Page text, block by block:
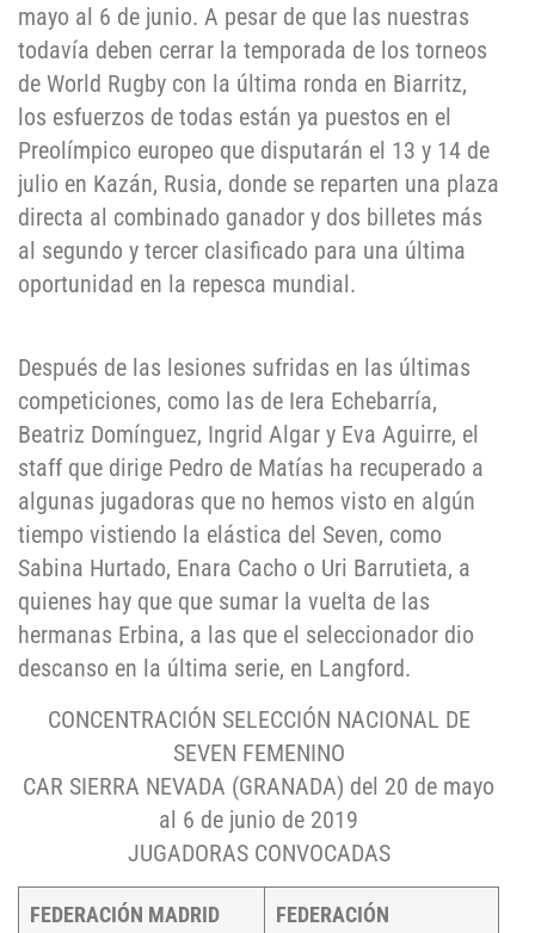
mayo al 6 de junio. A pesar de que las nuestras
todavía deben cerrar la temporada de los torneos
de World Rugby con la última ronda en Biarritz,
los esfuerzos de todas están ya puestos en el
Preolímpico europeo que disputarán el 13 y 14 de
julio en Kazán, Rusia, donde se reparten una plaza
directa al combinado ganador y dos billetes más
al segundo y tercer clasificado para una última
oportunidad en la repesca mundial.
Después de las lesiones sufridas en las últimas
competiciones, como las de Iera Echebarría,
Beatriz Domínguez, Ingrid Algar y Eva Aguirre, el
staff que dirige Pedro de Matías ha recuperado a
algunas jugadoras que no hemos visto en algún
tiempo vistiendo la elástica del Seven, como
Sabina Hurtado, Enara Cacho o Uri Barrutieta, a
quienes hay que que sumar la vuelta de las
hermanas Erbina, a las que el seleccionador dio
descanso en la última serie, en Langford.
CONCENTRACIÓN SELECCIÓN NACIONAL DE
SEVEN FEMENINO
CAR SIERRA NEVADA (GRANADA) del 20 de mayo
al 6 de junio de 2019
JUGADORAS CONVOCADAS
FEDERACIÓN MADRID
FEDERACIÓN